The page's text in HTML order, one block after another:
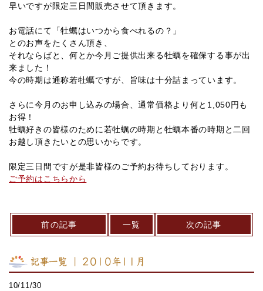
早いですが限定三日間販売させて頂きます。
お電話にて「牡蠣はいつから食べれるの？」
とのお声をたくさん頂き、
それならばと、何とか今月ご提供出来る牡蠣を確保する事が出
来ました！
今の時期は通称若牡蠣ですが、旨味は十分詰まっています。
さらに今月のお申し込みの場合、通常価格より何と1,050円も
お得！
牡蠣好きの皆様のために若牡蠣の時期と牡蠣本番の時期と二回
お越し頂きたいとの思いからです。
限定三日間ですが是非皆様のご予約お待ちしております。
ご予約はこちらから
前の記事 一覧 次の記事
記事一覧 ｜ 2010年11月
10/11/30